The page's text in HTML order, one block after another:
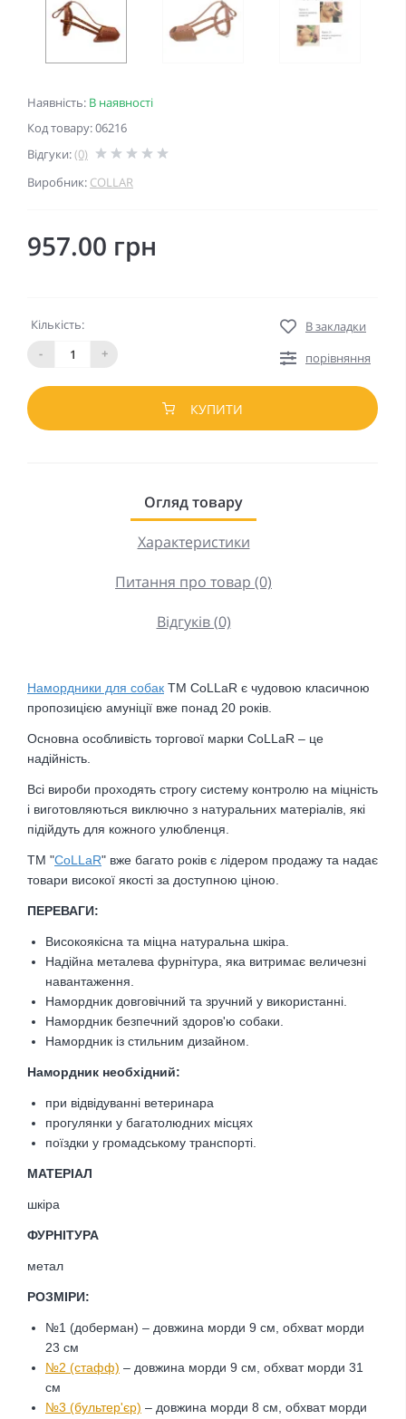
Наявність: В наявності
Код товару: 06216
Відгуки:(0)
Виробник: COLLAR
957.00 грн
Кількість:
-
+
В закладки
порівняння
КУПИТИ
Огляд товару
Характеристики
Питання про товар (0)
Відгуків (0)
Намордники для собак ТМ CoLLaR є чудовою класичною
пропозицією амуніції вже понад 20 років.
Основна особливість торгової марки CoLLaR – це
надійність.
Всі вироби проходять строгу систему контролю на міцність
і виготовляються виключно з натуральних матеріалів, які
підійдуть для кожного улюбленця.
ТМ "CoLLaR" вже багато років є лідером продажу та надає
товари високої якості за доступною ціною.
ПЕРЕВАГИ:
Високоякісна та міцна натуральна шкіра.
Надійна металева фурнітура, яка витримає величезні
навантаження.
Намордник довговічний та зручний у використанні.
Намордник безпечний здоров'ю собаки.
Намордник із стильним дизайном.
Намордник необхідний:
при відвідуванні ветеринара
прогулянки у багатолюдних місцях
поїздки у громадському транспорті.
МАТЕРІАЛ
шкіра
ФУРНІТУРА
метал
РОЗМІРИ:
№1 (доберман) – довжина морди 9 см, обхват морди
23 см
№2 (стафф) – довжина морди 9 см, обхват морди 31
см
№3 (бультер'єр) – довжина морди 8 см, обхват морди